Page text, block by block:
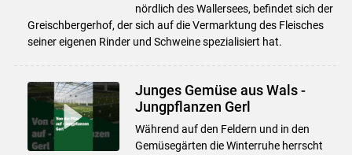
nördlich des Wallersees, befindet sich der
Greischbergerhof, der sich auf die Vermarktung des Fleisches
seiner eigenen Rinder und Schweine spezialisiert hat.
Junges Gemüse aus Wals -
Jungpflanzen Gerl
Während auf den Feldern und in den
Gemüsegärten die Winterruhe herrscht